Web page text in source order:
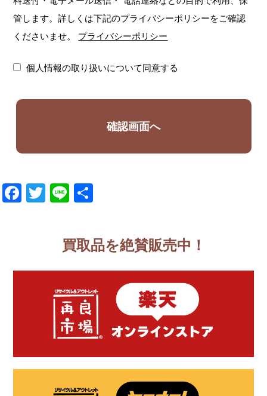
管します。詳しくは下記のプライバシーポリシーをご確認
くださいませ。
プライバシーポリシー
個人情報の取り扱いについて同意する
Facebook
Twitter
Line
買取品を絶賛販売中！